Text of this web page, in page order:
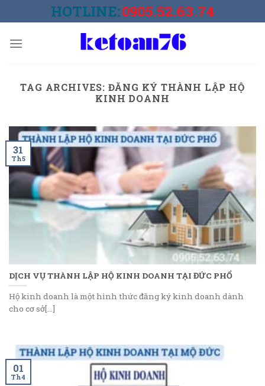
to
HOTLINE:0905.52.63.74
TAG ARCHIVES: ĐĂNG KÝ THÀNH LẬP HỘ
KINH DOANH
DỊCH VỤ THÀNH LẬP HỘ KINH DOANH TẠI ĐỨC PHỔ
Hộ kinh doanh là một hình thức đăng ký kinh doanh dành
cho cơ sở[...]
31
Th5
01
Th4